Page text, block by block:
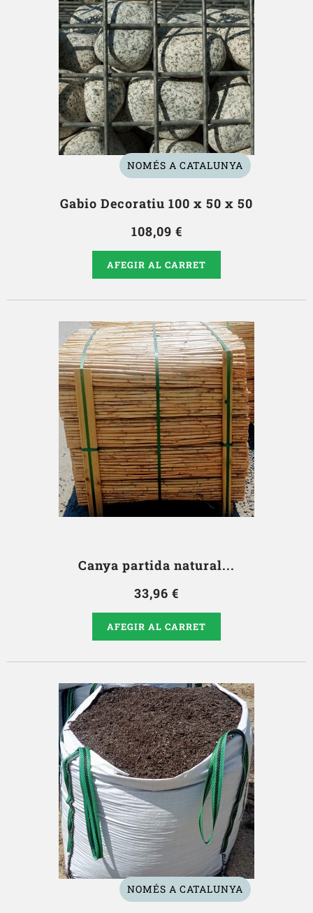
NOMÉS A CATALUNYA
Gabio Decoratiu 100 x 50 x 50
108,09 €
AFEGIR AL CARRET
Canya partida natural...
33,96 €
AFEGIR AL CARRET
NOMÉS A CATALUNYA